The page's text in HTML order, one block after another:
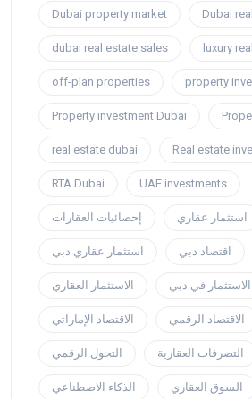
Dubai property market Dubai
dubai real estate sales luxury
off-plan properties property
Property investment Dubai
real estate dubai Real estate
RTA Dubai UAE investments
إحصائيات العقارات استثمار عقاري
استثمار عقاري دبي اقتصاد دبي
الاستثمار العقاري الاستثمار في دبي
الاقتصاد الإماراتي الاقتصاد الرقمي
التحول الرقمي التصرفات العقارية
الذكاء الاصطناعي السوق العقاري